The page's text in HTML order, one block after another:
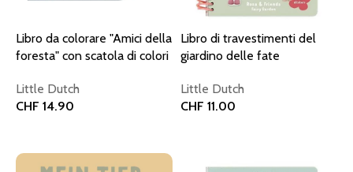
Libro da colorare "Amici della
foresta" con scatola di colori
Little Dutch
CHF 14.90
Libro di travestimenti del
giardino delle fate
Little Dutch
CHF 11.00